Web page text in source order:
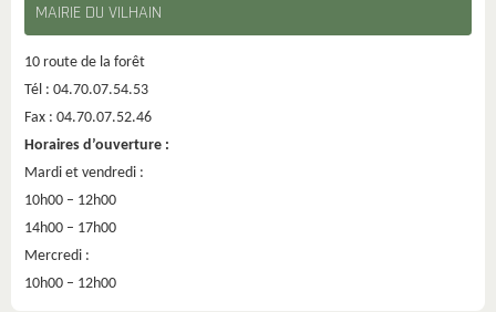
MAIRIE DU VILHAIN
10 route de la forêt
Tél : 04.70.07.54.53
Fax : 04.70.07.52.46
Horaires d’ouverture :
Mardi et vendredi :
10h00 – 12h00
14h00 – 17h00
Mercredi :
10h00 – 12h00